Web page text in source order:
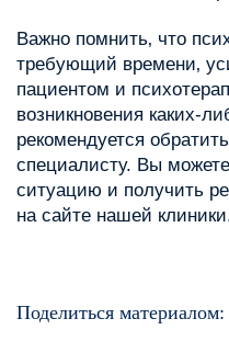
Важно помнить‚ что
требующий времени‚
пациентом и
возникновения каких-
рекомендуется
специалисту. Вы
ситуацию и получить
на сайте нашей
Поделиться материалом: